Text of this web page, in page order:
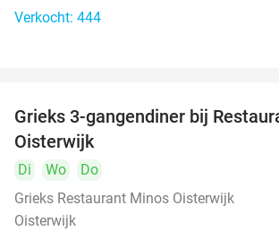
Verkocht: 444
Grieks 3-gangendiner bij
Oisterwijk
Di Wo
Do
Grieks Restaurant Minos Oisterwijk
Oisterwijk